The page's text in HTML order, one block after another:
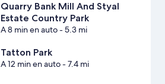
Quarry Bank Mill And Styal
Estate Country Park
A 8 min en auto- 5.3 mi
Tatton Park
A 12 min en auto- 7.4 mi